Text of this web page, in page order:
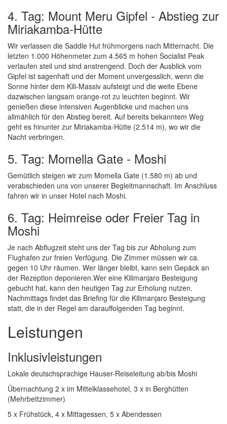
4. Tag: Mount Meru Gipfel - Abstieg zur
Miriakamba-Hütte
Wir verlassen die Saddle Hut frühmorgens nach Mitternacht. Die
letzten 1.000 Höhenmeter zum 4.565 m hohen Socialist Peak
verlaufen steil und sind anstrengend. Doch der Ausblick vom
Gipfel ist sagenhaft und der Moment unvergesslich, wenn die
Sonne hinter dem Kili-Massiv aufsteigt und die weite Ebene
dazwischen langsam orange-rot zu leuchten beginnt. Wir
genießen diese intensiven Augenblicke und machen uns
allmählich für den Abstieg bereit. Auf bereits bekanntem Weg
geht es hinunter zur Miriakamba-Hütte (2.514 m), wo wir die
Nacht verbringen.
5. Tag: Momella Gate - Moshi
Gemütlich steigen wir zum Momella Gate (1.580 m) ab und
verabschieden uns von unserer Begleitmannschaft. Im Anschluss
fahren wir in unser Hotel nach Moshi.
6. Tag: Heimreise oder Freier Tag in
Moshi
Je nach Abflugzeit steht uns der Tag bis zur Abholung zum
Flughafen zur freien Verfügung. Die Zimmer müssen wir ca.
gegen 10 Uhr räumen. Wer länger bleibt, kann sein Gepäck an
der Rezeption deponieren.Wer eine Kilimanjaro Besteigung
gebucht hat, kann den heutigen Tag zur Erholung nutzen.
Nachmittags findet das Briefing für die Kilimanjaro Besteigung
statt, die in der Regel am darauffolgenden Tag beginnt.
Leistungen
Inklusivleistungen
Lokale deutschsprachige Hauser-Reiseleitung ab/bis Moshi
Übernachtung 2 x im Mittelklassehotel, 3 x in Berghütten
(Mehrbettzimmer)
5 x Frühstück, 4 x Mittagessen, 5 x Abendessen